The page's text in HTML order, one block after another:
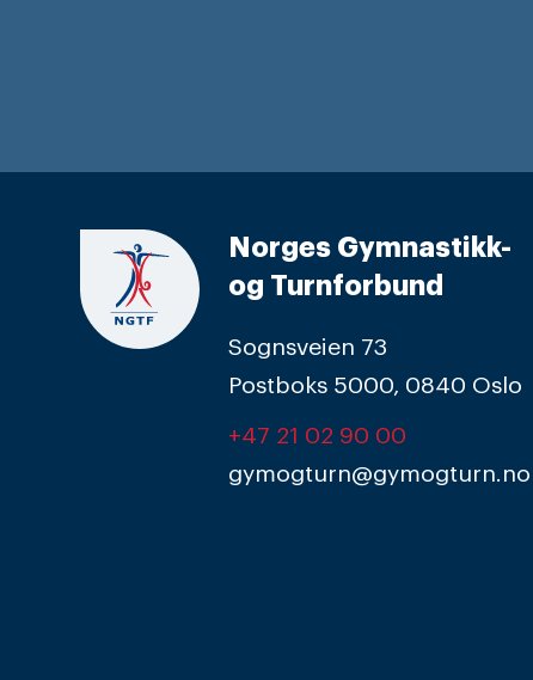
Norges Gymnastikk-
og Turnforbund
Sognsveien 73
Postboks 5000, 0840 Oslo
+47 21 02 90 00
gymogturn@gymogturn.no